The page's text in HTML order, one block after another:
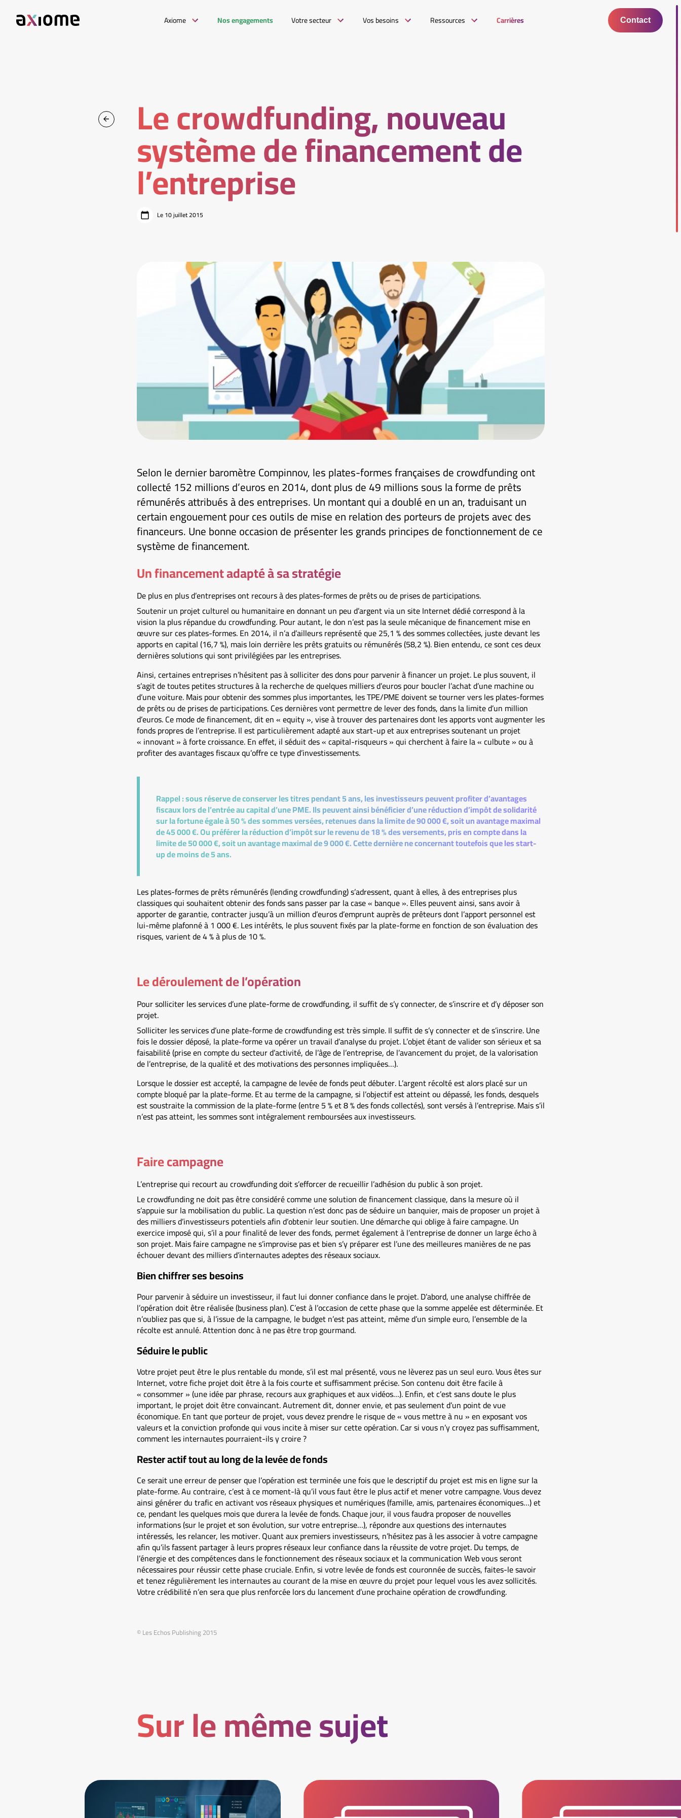
Axiome Nos engagements Votre secteur Vos besoins Ressources Carrières Contact
Le crowdfunding, nouveau
système de financement de
l’entreprise
Le 10 juillet 2015
Selon le dernier baromètre Compinnov, les plates-formes françaises de crowdfunding ont
collecté 152 millions d’euros en 2014, dont plus de 49 millions sous la forme de prêts
rémunérés attribués à des entreprises. Un montant qui a doublé en un an, traduisant un
certain engouement pour ces outils de mise en relation des porteurs de projets avec des
financeurs. Une bonne occasion de présenter les grands principes de fonctionnement de ce
système de financement.
Un financement adapté à sa stratégie
De plus en plus d’entreprises ont recours à des plates-formes de prêts ou de prises de participations.
Soutenir un projet culturel ou humanitaire en donnant un peu d’argent via un site Internet dédié correspond à la
vision la plus répandue du crowdfunding. Pour autant, le don n’est pas la seule mécanique de financement mise en
œuvre sur ces plates-formes. En 2014, il n’a d’ailleurs représenté que 25,1 % des sommes collectées, juste devant les
apports en capital (16,7 %), mais loin derrière les prêts gratuits ou rémunérés (58,2 %). Bien entendu, ce sont ces deux
dernières solutions qui sont privilégiées par les entreprises.
Ainsi, certaines entreprises n’hésitent pas à solliciter des dons pour parvenir à financer un projet. Le plus souvent, il
s’agit de toutes petites structures à la recherche de quelques milliers d’euros pour boucler l’achat d’une machine ou
d’une voiture. Mais pour obtenir des sommes plus importantes, les TPE/PME doivent se tourner vers les plates-formes
de prêts ou de prises de participations. Ces dernières vont permettre de lever des fonds, dans la limite d’un million
d’euros. Ce mode de financement, dit en « equity », vise à trouver des partenaires dont les apports vont augmenter les
fonds propres de l’entreprise. Il est particulièrement adapté aux start-up et aux entreprises soutenant un projet
« innovant » à forte croissance. En effet, il séduit des « capital-risqueurs » qui cherchent à faire la « culbute » ou à
profiter des avantages fiscaux qu’offre ce type d’investissements.
Rappel :sous réserve de conserver les titres pendant 5 ans, les investisseurs peuvent profiter d’avantages
fiscaux lors de l’entrée au capital d’une PME. Ils peuvent ainsi bénéficier d’une réduction d’impôt de solidarité
sur la fortune égale à 50 % des sommes versées, retenues dans la limite de 90 000 €, soit un avantage maximal
de 45 000 €. Ou préférer la réduction d’impôt sur le revenu de 18 % des versements, pris en compte dans la
limite de 50 000 €, soit un avantage maximal de 9 000 €. Cette dernière ne concernant toutefois que les start-
up de moins de 5 ans.
Les plates-formes de prêts rémunérés (lending crowdfunding) s’adressent, quant à elles, à des entreprises plus
classiques qui souhaitent obtenir des fonds sans passer par la case « banque ». Elles peuvent ainsi, sans avoir à
apporter de garantie, contracter jusqu’à un million d’euros d’emprunt auprès de prêteurs dont l’apport personnel est
lui-même plafonné à 1 000 €. Les intérêts, le plus souvent fixés par la plate-forme en fonction de son évaluation des
risques, varient de 4 % à plus de 10 %.
Le déroulement de l’opération
Pour solliciter les services d’une plate-forme de crowdfunding, il suffit de s’y connecter, de s’inscrire et d’y déposer son
projet.
Solliciter les services d’une plate-forme de crowdfunding est très simple. Il suffit de s’y connecter et de s’inscrire. Une
fois le dossier déposé, la plate-forme va opérer un travail d’analyse du projet. L’objet étant de valider son sérieux et sa
faisabilité (prise en compte du secteur d’activité, de l’âge de l’entreprise, de l’avancement du projet, de la valorisation
de l’entreprise, de la qualité et des motivations des personnes impliquées…).
Lorsque le dossier est accepté, la campagne de levée de fonds peut débuter. L’argent récolté est alors placé sur un
compte bloqué par la plate-forme. Et au terme de la campagne, si l’objectif est atteint ou dépassé, les fonds, desquels
est soustraite la commission de la plate-forme (entre 5 % et 8 % des fonds collectés), sont versés à l’entreprise. Mais s’il
n’est pas atteint, les sommes sont intégralement remboursées aux investisseurs.
Faire campagne
L’entreprise qui recourt au crowdfunding doit s’efforcer de recueillir l’adhésion du public à son projet.
Le crowdfunding ne doit pas être considéré comme une solution de financement classique, dans la mesure où il
s’appuie sur la mobilisation du public. La question n’est donc pas de séduire un banquier, mais de proposer un projet à
des milliers d’investisseurs potentiels afin d’obtenir leur soutien. Une démarche qui oblige à faire campagne. Un
exercice imposé qui, s’il a pour finalité de lever des fonds, permet également à l’entreprise de donner un large écho à
son projet. Mais faire campagne ne s’improvise pas et bien s’y préparer est l’une des meilleures manières de ne pas
échouer devant des milliers d’internautes adeptes des réseaux sociaux.
Bien chiffrer ses besoins
Pour parvenir à séduire un investisseur, il faut lui donner confiance dans le projet. D’abord, une analyse chiffrée de
l’opération doit être réalisée (business plan). C’est à l’occasion de cette phase que la somme appelée est déterminée. Et
n’oubliez pas que si, à l’issue de la campagne, le budget n’est pas atteint, même d’un simple euro, l’ensemble de la
récolte est annulé. Attention donc à ne pas être trop gourmand.
Séduire le public
Votre projet peut être le plus rentable du monde, s’il est mal présenté, vous ne lèverez pas un seul euro. Vous êtes sur
Internet, votre fiche projet doit être à la fois courte et suffisamment précise. Son contenu doit être facile à
« consommer » (une idée par phrase, recours aux graphiques et aux vidéos…). Enfin, et c’est sans doute le plus
important, le projet doit être convaincant. Autrement dit, donner envie, et pas seulement d’un point de vue
économique. En tant que porteur de projet, vous devez prendre le risque de « vous mettre à nu » en exposant vos
valeurs et la conviction profonde qui vous incite à miser sur cette opération. Car si vous n’y croyez pas suffisamment,
comment les internautes pourraient-ils y croire ?
Rester actif tout au long de la levée de fonds
Ce serait une erreur de penser que l’opération est terminée une fois que le descriptif du projet est mis en ligne sur la
plate-forme. Au contraire, c’est à ce moment-là qu’il vous faut être le plus actif et mener votre campagne. Vous devez
ainsi générer du trafic en activant vos réseaux physiques et numériques (famille, amis, partenaires économiques…) et
ce, pendant les quelques mois que durera la levée de fonds. Chaque jour, il vous faudra proposer de nouvelles
informations (sur le projet et son évolution, sur votre entreprise…), répondre aux questions des internautes
intéressés, les relancer, les motiver. Quant aux premiers investisseurs, n’hésitez pas à les associer à votre campagne
afin qu’ils fassent partager à leurs propres réseaux leur confiance dans la réussite de votre projet. Du temps, de
l’énergie et des compétences dans le fonctionnement des réseaux sociaux et la communication Web vous seront
nécessaires pour réussir cette phase cruciale. Enfin, si votre levée de fonds est couronnée de succès, faites-le savoir
et tenez régulièrement les internautes au courant de la mise en œuvre du projet pour lequel vous les avez sollicités.
Votre crédibilité n’en sera que plus renforcée lors du lancement d’une prochaine opération de crowdfunding.
© Les Echos Publishing 2015
Sur le même sujet